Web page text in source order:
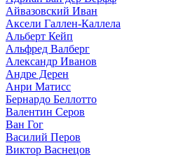
Айвазовский Иван
Аксели Галлен-Каллела
Альберт Кейп
Альфред Валберг
Александр Иванов
Андре Дерен
Анри Матисс
Бернардо Беллотто
Валентин Серов
Ван Гог
Василий Перов
Виктор Васнецов